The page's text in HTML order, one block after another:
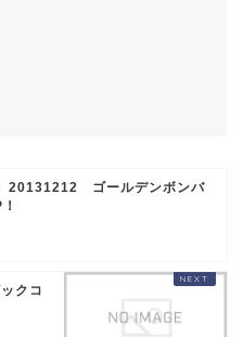
】20131212 ゴールデンボンバ
クコ